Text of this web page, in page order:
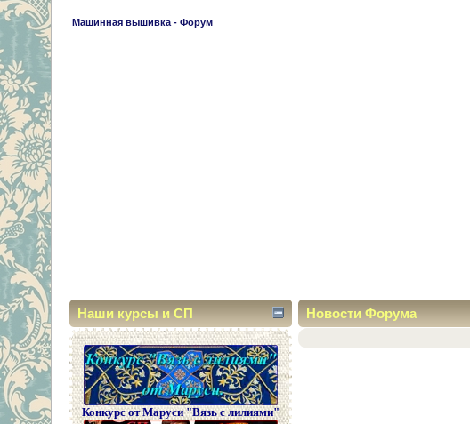
Машинная вышивка - Форум
Наши курсы и СП
Конкурс от Маруси "Вязь с лилиями"
Новости Форума